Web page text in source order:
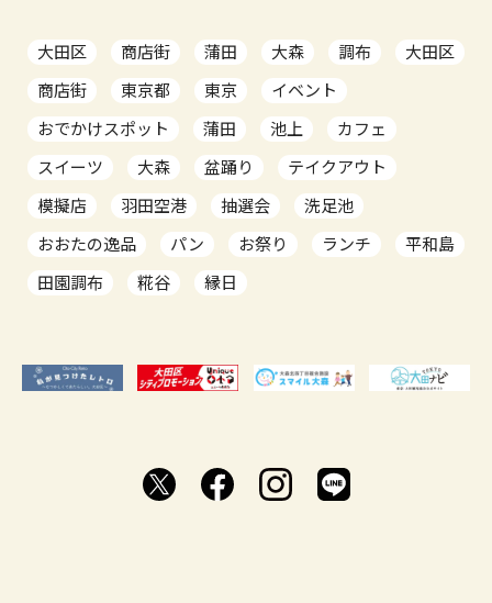
大田区 商店街 蒲田 大森 調布
大田区
商店街
東京都 東京
イベント
おでかけスポット
蒲田 池上
カフェ
スイーツ
大森 盆踊り
テイクアウト
模擬店
羽田空港 抽選会
洗足池
おおたの逸品
パン お祭り ランチ
平和島
田園調布
糀谷 縁日